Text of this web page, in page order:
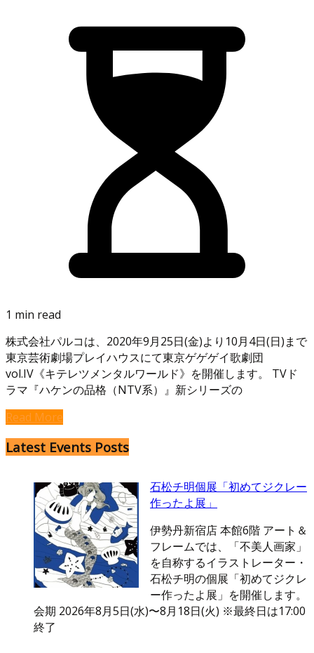
1 min read
株式会社パルコは、2020年9月25日(金)より10月4日(日)まで
東京芸術劇場プレイハウスにて東京ゲゲゲイ歌劇団
vol.IV《キテレツメンタルワールド》を開催します。 TVド
ラマ『ハケンの品格（NTV系）』新シリーズの
Read More
Latest Events Posts
石松チ明個展「初めてジクレー
作ったよ展」
伊勢丹新宿店 本館6階 アート＆
フレームでは、「不美人画家」
を自称するイラストレーター・
石松チ明の個展「初めてジクレ
ー作ったよ展」を開催します。
会期 2026年8月5日(水)〜8月18日(火) ※最終日は17:00
終了